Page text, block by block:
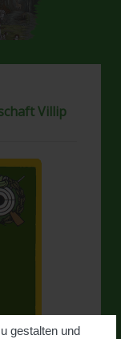
gestalten und
Villip